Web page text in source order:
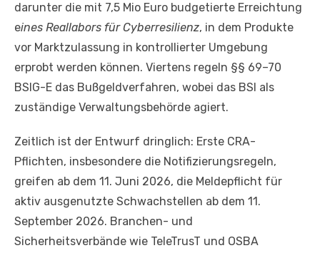
darunter die mit 7,5 Mio Euro budgetierte Erreichtung
eines Reallabors für Cyberresilienz, in dem Produkte
vor Marktzulassung in kontrollierter Umgebung
erprobt werden können. Viertens regeln §§ 69–70
BSIG-E das Bußgeldverfahren, wobei das BSI als
zuständige Verwaltungsbehörde agiert.
Zeitlich ist der Entwurf dringlich: Erste CRA-
Pflichten, insbesondere die Notifizierungsregeln,
greifen ab dem 11. Juni 2026, die Meldepflicht für
aktiv ausgenutzte Schwachstellen ab dem 11.
September 2026. Branchen- und
Sicherheitsverbände wie TeleTrusT und OSBA